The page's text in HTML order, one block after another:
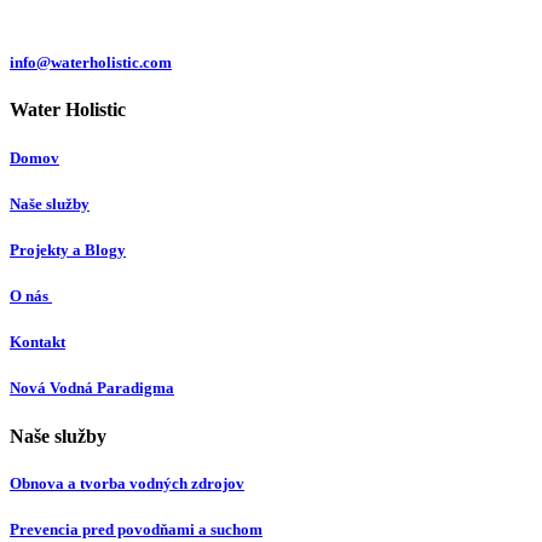
info@waterholistic.com
Water Holistic
Domov
Naše služby
Projekty a Blogy
O nás
Kontakt
Nová Vodná Paradigma
Naše služby
Obnova a tvorba vodných zdrojov
Prevencia pred povodňami a suchom